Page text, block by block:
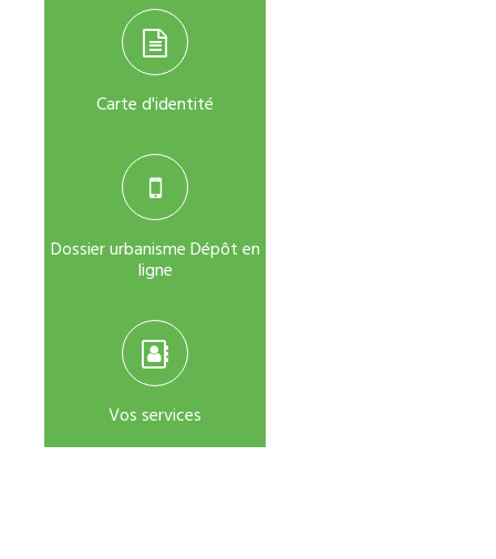
Carte d'identité
Dossier urbanisme Dépôt en
ligne
Vos services